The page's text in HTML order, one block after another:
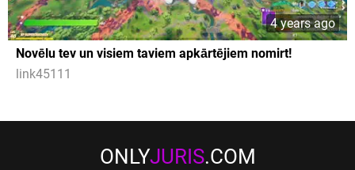
4 years ago
Novēlu tev un visiem taviem apkārtējiem nomirt!
link45111
ONLYJURIS.COM